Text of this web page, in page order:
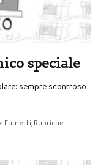
speciale
sempre scontroso
Fumetti,Rubriche